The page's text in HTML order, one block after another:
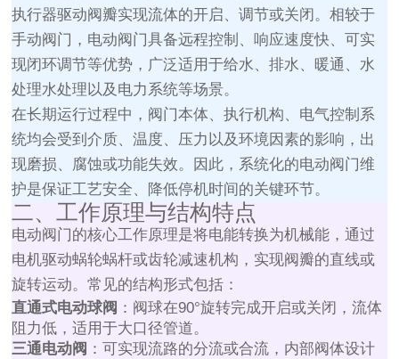
执行器驱动阀瓣实现流体的开启、调节或关闭。相较于
手动阀门，电动阀门具备远程控制、响应速度快、可实
现闭环调节等优势，广泛适用于给水、排水、暖通、水
处理水处理以及电力系统等场景。
在长期运行过程中，阀门本体、执行机构、电气控制系
统均会受到介质、温度、压力以及环境因素的影响，出
现磨损、腐蚀或功能失效。因此，系统化的电动阀门维
护是保证工艺安全、降低停机时间的关键环节。
二、工作原理与结构特点
电动阀门的核心工作原理是将电能转换为机械能，通过
电机驱动蜗轮蜗杆或齿轮减速机构，实现阀瓣的直线或
旋转运动。常见的结构形式包括：
直通式电动球阀 ：阀球在90°旋转完成开启或关闭，流体
阻力低，适用于大口径管道。
三通电动阀 ：可实现流路的分流或合流，内部阀体设计